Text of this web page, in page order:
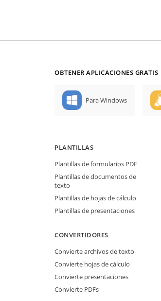
OBTENER APLICACIONES GRATIS
Para Windows
PLANTILLAS
Plantillas de formularios PDF
Plantillas de documentos de
texto
Plantillas de hojas de cálculo
Plantillas de presentaciones
CONVERTIDORES
Convierte archivos de texto
Convierte hojas de cálculo
Convierte presentaciones
Convierte PDFs